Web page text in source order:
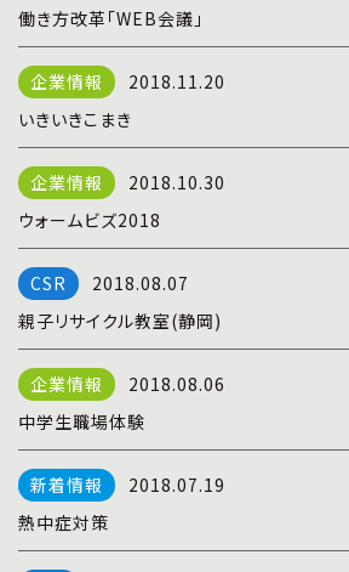
働き方改革「WEB会議」
2018.11.20
いきいきこまき
2018.10.30
ウォームビズ2018
2018.08.07
親子リサイクル教室(静岡)
2018.08.06
中学生職場体験
2018.07.19
熱中症対策